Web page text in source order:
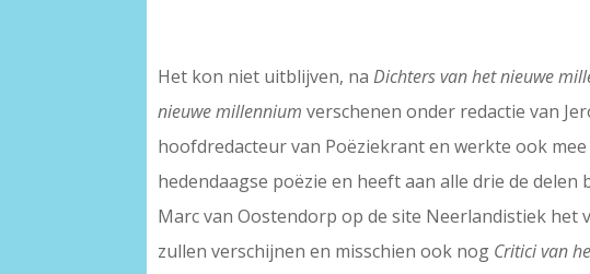
Het kon niet uitblijven, naDichters van het nieuwe
nieuwe millennium verschenen onder redactie van
hoofdredacteur van Poëziekrant en werkte ook
hedendaagse poëzie en heeft aan alle drie de
Marc van Oostendorp op de site Neerlandistiek
zullen verschijnen en misschien ook nog Critici van